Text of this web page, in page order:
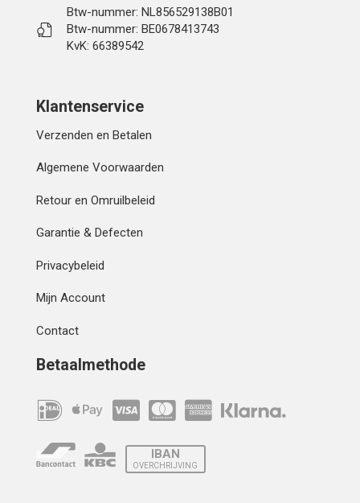
Btw-nummer: NL856529138B01
Btw-nummer: BE0678413743
KvK: 66389542
Klantenservice
Verzenden en Betalen
Algemene Voorwaarden
Retour en Omruilbeleid
Garantie & Defecten
Privacybeleid
Mijn Account
Contact
Betaalmethode
IBAN
OVERCHRIJVING